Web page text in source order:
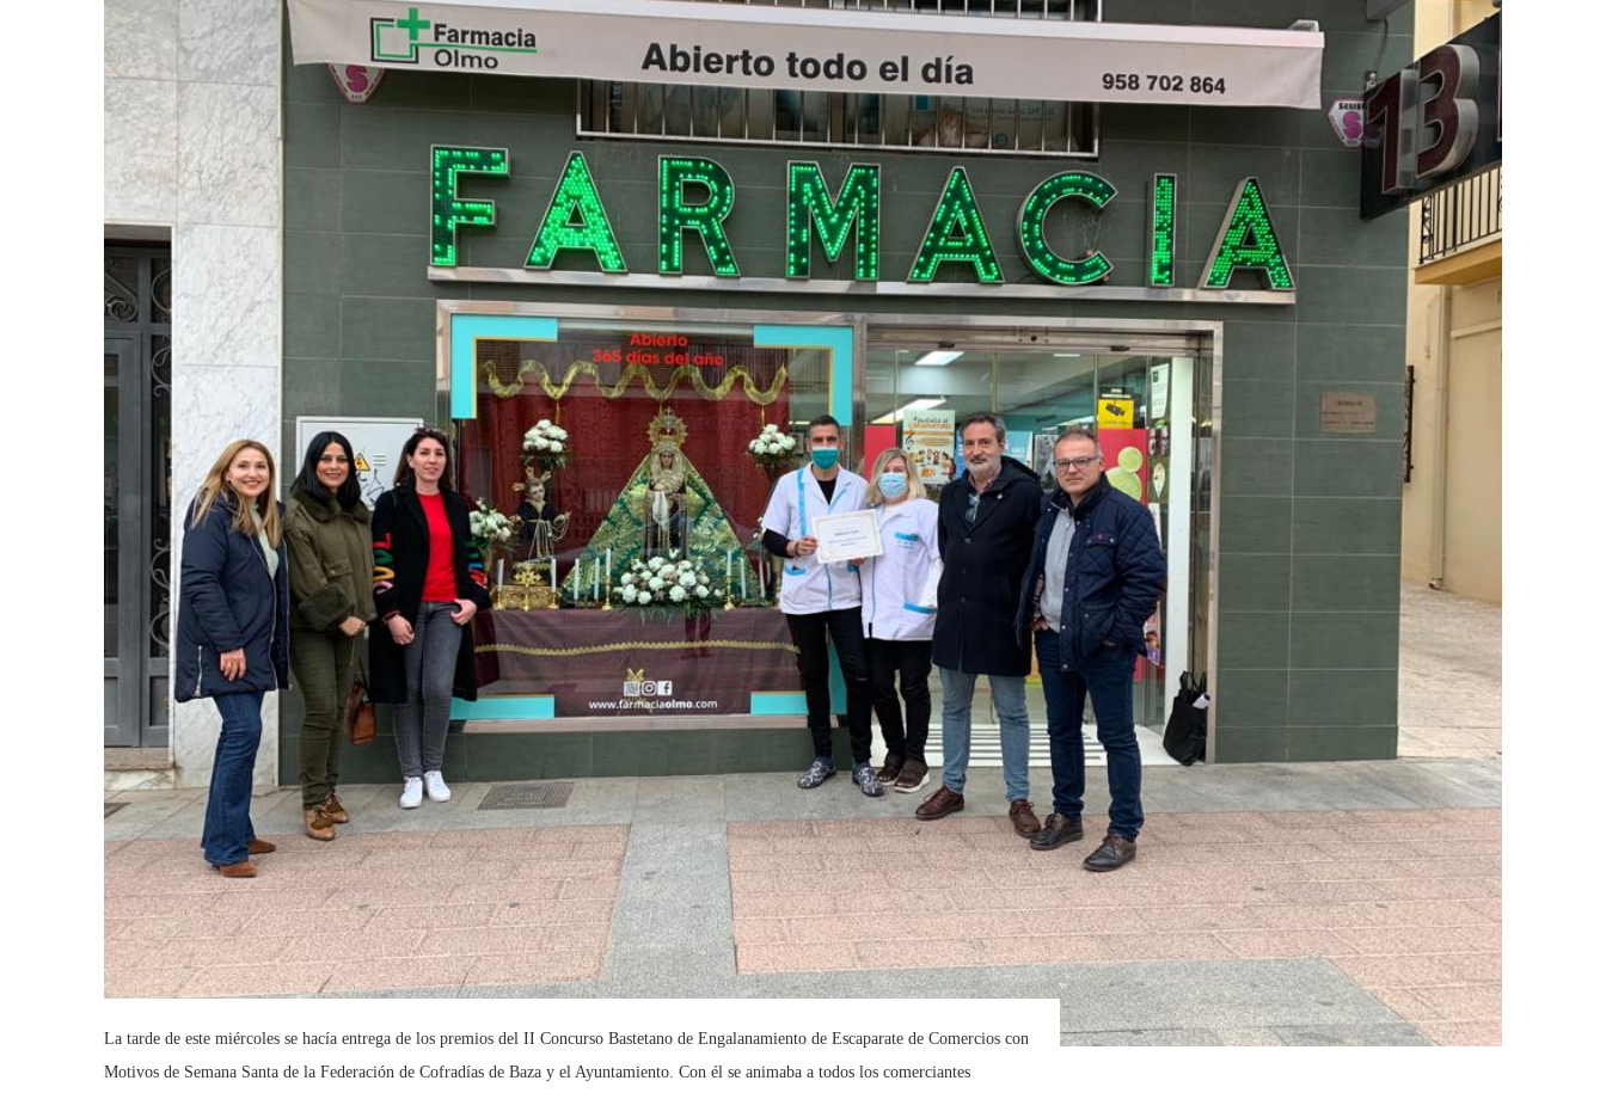
La tarde de este miércoles se hacía entrega de los premios del II Concurso Bastetano de Engalanamiento de Escaparate de Comercios con
Motivos de Semana Santa de la Federación de Cofradías de Baza y el Ayuntamiento. Con él se animaba a todos los comerciantes